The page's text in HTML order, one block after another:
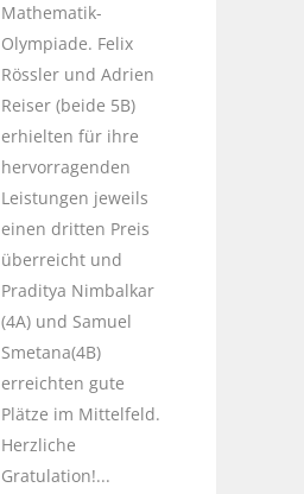
Mathematik-
Olympiade. Felix
Rössler und Adrien
Reiser (beide 5B)
erhielten für ihre
hervorragenden
Leistungen jeweils
einen dritten Preis
überreicht und
Praditya Nimbalkar
(4A) und Samuel
Smetana(4B)
erreichten gute
Plätze im Mittelfeld.
Herzliche
Gratulation!...